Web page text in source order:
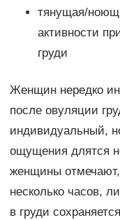
тянущая/
активности
груди
Женщин нередко
после овуляции
индивидуальный,
ощущения длятся
женщины
несколько часов,
в груди